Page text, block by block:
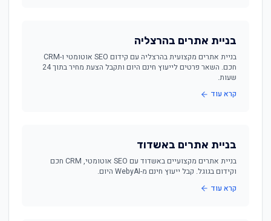
בניית אתרים בהרצליה
בניית אתרים מקצועית בהרצליה עם קידום SEO אוטומטי ו-CRM
חכם. השאר פרטים לייעוץ חינם היום ותקבל הצעת מחיר בתוך 24
שעות.
קרא עוד
בניית אתרים באשדוד
בניית אתרים מקצועיים באשדוד עם SEO אוטומטי, CRM חכם
וקידום בגוגל. קבל ייעוץ חינם מ-WebyAI היום.
קרא עוד